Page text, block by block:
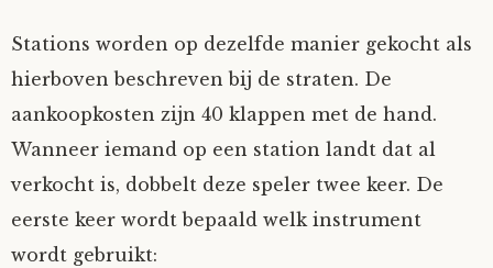
Stations worden op dezelfde manier gekocht als
hierboven beschreven bij de straten. De
aankoopkosten zijn 40 klappen met de hand.
Wanneer iemand op een station landt dat al
verkocht is, dobbelt deze speler twee keer. De
eerste keer wordt bepaald welk instrument
wordt gebruikt: